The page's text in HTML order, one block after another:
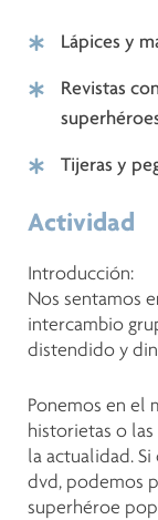
Lápices y
Revistas
Tijeras y
Actividad
Introducción:
Nos sentamos
intercambio
distendido y
Ponemos en el
historietas o
la actualidad.
dvd, podemos
superhéroe